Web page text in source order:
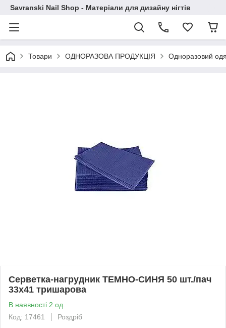
Savranski Nail Shop - Матеріали для дизайну нігтів
Товари ОДНОРАЗОВА ПРОДУКЦІЯ Одноразовий
Серветка-нагрудник ТЕМНО-СИНЯ 50 шт./пач
33х41 тришарова
В наявності 2 од.
Код: 17461
Роздріб